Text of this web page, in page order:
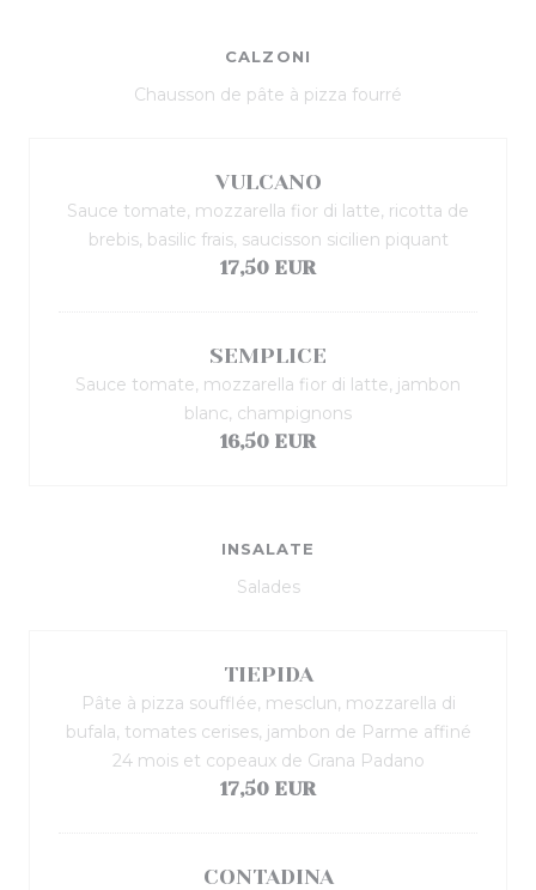
CALZONI
Chausson de pâte à pizza fourré
VULCANO
Sauce tomate, mozzarella fior di latte, ricotta de
brebis, basilic frais, saucisson sicilien piquant
17,50 EUR
SEMPLICE
Sauce tomate, mozzarella fior di latte, jambon
blanc, champignons
16,50 EUR
INSALATE
Salades
TIEPIDA
Pâte à pizza soufflée, mesclun, mozzarella di
bufala, tomates cerises, jambon de Parme affiné
24 mois et copeaux de Grana Padano
17,50 EUR
CONTADINA